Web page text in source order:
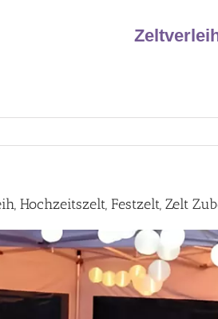
Hochzeitszelt, Festzelt, Zelt